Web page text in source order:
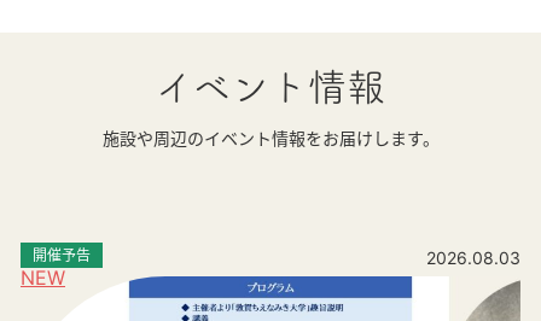
イベント情報
施設や周辺のイベント情報をお届けします。
NEW
開催予告 2026.08.03